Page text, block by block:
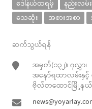
ဒေါ်နယ်ထရမ့်
နည်းလမ်း
သေဆုံး
အစားအစာ
ဆက်သွယ်ရန်
အမှတ်(၁၃၂)၊ ၇လွှာ၊
အနော်ရထာလမ်းနှ
ဗိုလ်တထောင်မြို့နယ်